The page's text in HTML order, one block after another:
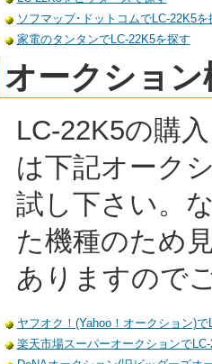
ソフマップ･ドットコムでLC-22K5を
家電のタンタンでLC-22K5を探す
オークション
LC-22K5の購
は下記オーク
試し下さい。
た機種のため
ありますので
ヤフオク！(Yahoo！オークション)で
楽天市場スーパーオークションで